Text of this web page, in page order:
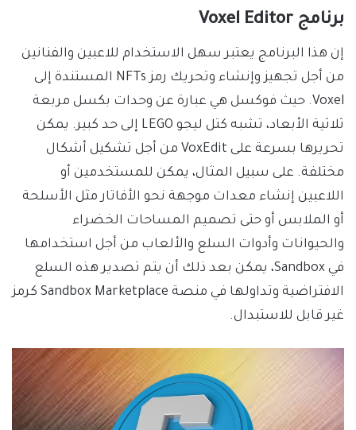
برنامج Voxel Editor
إن هذا البرنامج يعتبر سهل الاستخدام للاعبين والفنانين
من أجل تجهيز وإنشاء وتحريك رمز NFTs المستندة إلى
Voxel. حيث فوكسل هي عبارة عن وحدات بكسل مربعة
ثلاثية الأبعاد، تشبه كتل ليجو LEGO إلى حد كبير. يمكن
تحريرها بسرعة على VoxEdit من أجل تشكيل أشكال
مختلفة. على سبيل المثال، يمكن للمستخدمين أو
اللاعبين إنشاء معدات موجهة نحو الأفاتار مثل الأسلحة
أو الملابس أو حتى تصميم المساحات الخضراء
والحيوانات وأدوات السلع والألعاب من أجل استخدامها
في Sandbox، يمكن بعد ذلك أن يتم تصدير هذه السلع
الافتراضية وتداولها في منصة Sandbox Marketplace كرمز
غير قابل للاستبدال.